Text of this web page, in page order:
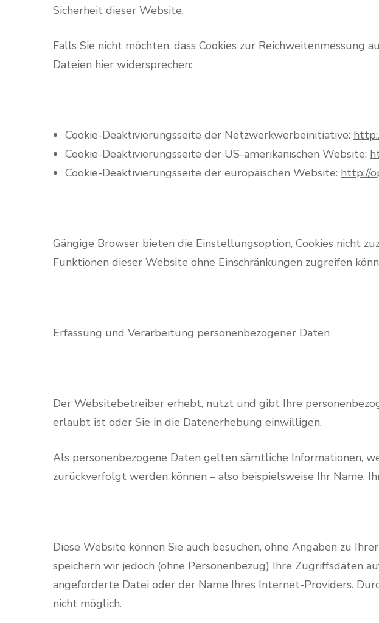
Sicherheit dieser Website.
Falls Sie nicht möchten, dass Cookies zur Reichweitenmessung
Dateien hier widersprechen:
Cookie-Deaktivierungsseite der Netzwerkwerbeinitiative:
Cookie-Deaktivierungsseite der US-amerikanischen Website:
Cookie-Deaktivierungsseite der europäischen Website: http://
Gängige Browser bieten die Einstellungsoption, Cookies nicht
Funktionen dieser Website ohne Einschränkungen zugreifen
Erfassung und Verarbeitung personenbezogener Daten
Der Websitebetreiber erhebt, nutzt und gibt Ihre
erlaubt ist oder Sie in die Datenerhebung einwilligen.
Als personenbezogene Daten gelten sämtliche Informationen,
zurückverfolgt werden können – also beispielsweise Ihr Name,
Diese Website können Sie auch besuchen, ohne Angaben zu
speichern wir jedoch (ohne Personenbezug) Ihre Zugriffsdaten
angeforderte Datei oder der Name Ihres Internet-Providers.
nicht möglich.